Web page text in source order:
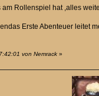
am Rollenspiel hat ,alles
Erste Abenteuer leitet
von Nemrack »